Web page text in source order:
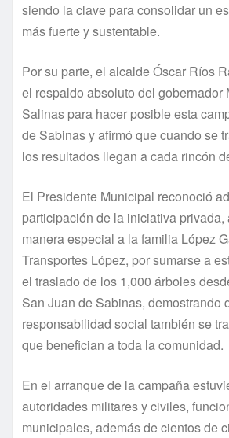
siendo la clave para consolidar un
más fuerte y sustentable.
Por su parte, el alcalde Óscar Ríos
el respaldo absoluto del gobernador
Salinas para hacer posible esta
de Sabinas y afirmó que cuando se
los resultados llegan a cada rincón
El Presidente Municipal reconoció
participación de la iniciativa
manera especial a la familia López
Transportes López, por sumarse a
el traslado de los 1,000 árboles
San Juan de Sabinas, demostrando
responsabilidad social también se
que benefician a toda la comunidad.
En el arranque de la campaña
autoridades militares y civiles,
municipales, además de cientos de